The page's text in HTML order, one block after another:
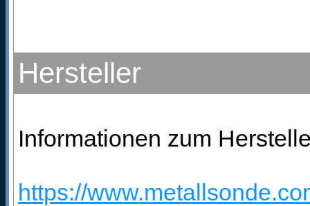
Hersteller
Informationen zum
https://